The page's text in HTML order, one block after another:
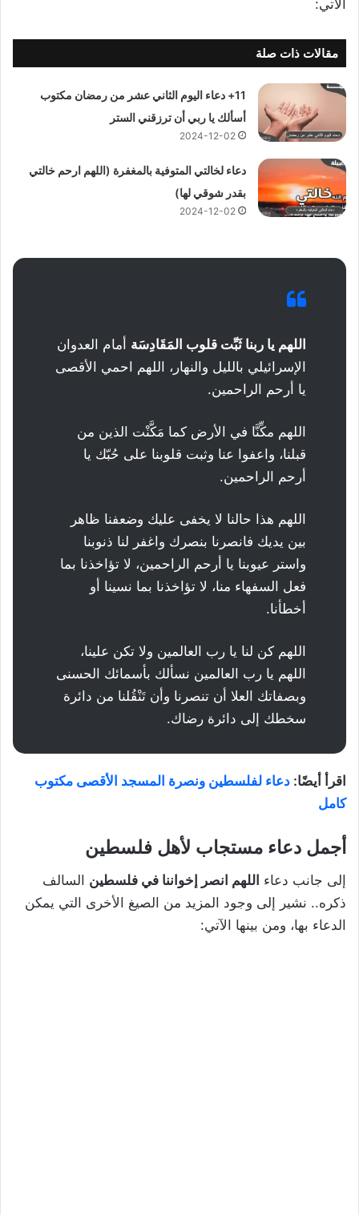
الآتي:
مقالات ذات صلة
11+ دعاء اليوم الثاني عشر من رمضان مكتوب
أسألك يا ربي أن ترزقني الستر
2024-12-02
دعاء لخالتي المتوفية بالمغفرة (اللهم ارحم خالتي
بقدر شوقي لها)
2024-12-02
اللهم يا ربنا ثَبِّت قلوب المَقَادِسَة أمام العدوان
الإسرائيلي بالليل والنهار، اللهم احمي الأقصى
يا أرحم الراحمين.
اللهم مكِّنَّا في الأرض كما مَكَّنْت الذين من
قبلنا، واعفوا عنا وثبت قلوبنا على حُبّك يا
أرحم الراحمين.
اللهم هذا حالنا لا يخفى عليك وضعفنا ظاهر
بين يديك فانصرنا بنصرك واغفر لنا ذنوبنا
واستر عيوبنا يا أرحم الراحمين، لا تؤاخذنا بما
فعل السفهاء منا، لا تؤاخذنا بما نسينا أو
أخطأنا.
اللهم كن لنا يا رب العالمين ولا تكن علينا،
اللهم يا رب العالمين نسألك بأسمائك الحسنى
وبصفاتك العلا أن تنصرنا وأن تَنْقُلنا من دائرة
سخطك إلى دائرة رضاك.
اقرأ أيضًا: دعاء لفلسطين ونصرة المسجد الأقصى مكتوب
كامل
أجمل دعاء مستجاب لأهل فلسطين
إلى جانب دعاء اللهم انصر إخواننا في فلسطين السالف
ذكره.. نشير إلى وجود المزيد من الصيغ الأخرى التي يمكن
الدعاء بها، ومن بينها الآتي: